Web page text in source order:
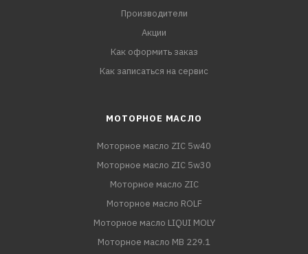
Производители
Акции
Как оформить заказ
Как записаться на сервис
МОТОРНОЕ МАСЛО
Моторное масло ZIC 5w40
Моторное масло ZIC 5w30
Моторное масло ZIC
Моторное масло ROLF
Моторное масло LIQUI MOLY
Моторное масло MB 229.1